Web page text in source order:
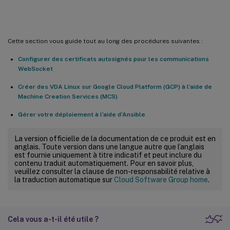
Cette section vous guide tout au long des procédures suivantes :
Configurer des certificats autosignés pour les communications
WebSocket
Créer des VDA Linux sur Google Cloud Platform (GCP) à l’aide de
Machine Creation Services (MCS)
Gérer votre déploiement à l’aide d’Ansible
La version officielle de la documentation de ce produit est en
anglais. Toute version dans une langue autre que l’anglais
est fournie uniquement à titre indicatif et peut inclure du
contenu traduit automatiquement. Pour en savoir plus,
veuillez consulter la clause de non-responsabilité relative à
la traduction automatique surCloud Software Group home.
Cela vous a-t-il été utile ?